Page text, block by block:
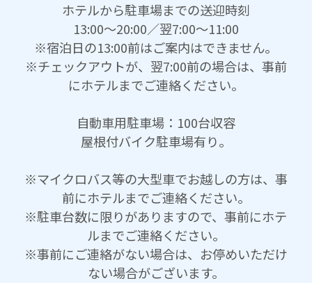
ホテルから駐車場までの送迎時刻
13:00～20:00／翌7:00～11:00
※宿泊日の13:00前はご案内はできません。
※チェックアウトが、翌7:00前の場合は、事前
にホテルまでご連絡ください。
自動車用駐車場：100台収容
屋根付バイク駐車場有り。
※マイクロバス等の大型車でお越しの方は、事
前にホテルまでご連絡ください。
※駐車台数に限りがありますので、事前にホテ
ルまでご連絡ください。
※事前にご連絡がない場合は、お停めいただけ
ない場合がございます。